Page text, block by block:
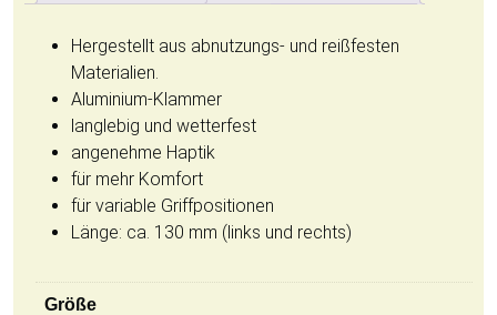
Hergestellt aus abnutzungs- und reißfesten
Materialien.
Aluminium-Klammer
langlebig und wetterfest
angenehme Haptik
für mehr Komfort
für variable Griffpositionen
Länge: ca. 130 mm (links und rechts)
Größe